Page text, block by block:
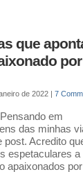
que
por
de 2022 7
em
das minhas
Acredito
espetaculares
apaixonados